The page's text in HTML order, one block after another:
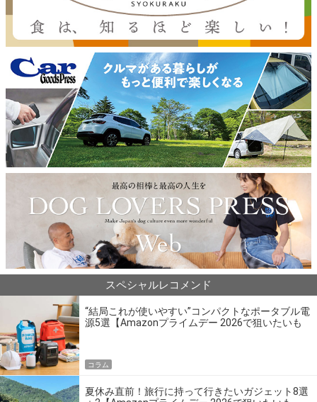
スペシャルレコメンド
“結局これが使いやすい”コンパクトなポータブル電
源5選【Amazonプライムデー 2026で狙いたいも
コラム
夏休み直前！旅行に持って行きたいガジェット8選